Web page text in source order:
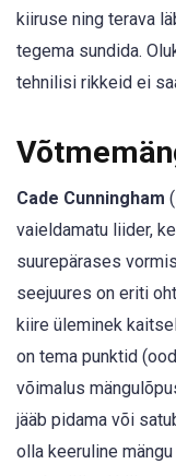
kiiruse ning terava
tegema sundida.
tehnilisi rikkeid ei
Cade Cunningham
vaieldamatu liider,
suurepärases
seejuures on eriti
kiire üleminek
on tema punktid
võimalus
jääb pidama või
olla keeruline